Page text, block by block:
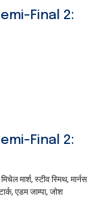
Final 2:
Final 2:
मार्श, स्टीव स्मिथ, मार्नस
एडम जाम्पा, जोश